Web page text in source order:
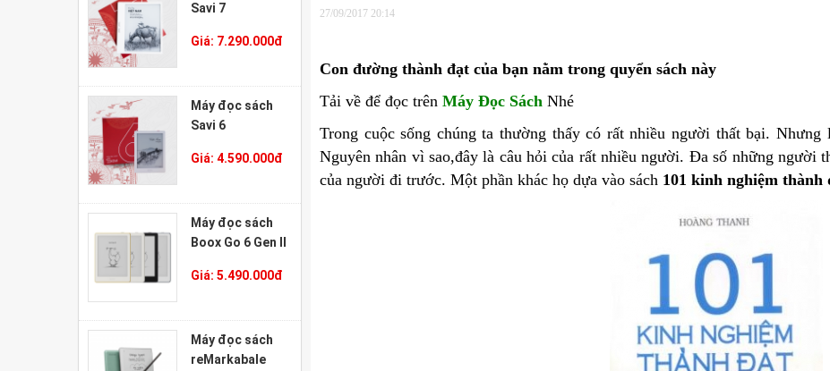
Savi 7
Giá: 7.290.000đ
Máy đọc sách
Savi 6
Giá: 4.590.000đ
Máy đọc sách
Boox Go 6 Gen II
Giá: 5.490.000đ
Máy đọc sách
reMarkabale
27/09/2017 20:14
Con đường thành đạt của bạn nằm trong quyển sách này
Tải về để đọc trên Máy Đọc Sách Nhé
Trong cuộc sống chúng ta thường thấy có rất nhiều người thất bại.
Nguyên nhân vì sao,đây là câu hỏi của rất nhiều người. Đa số những người
của người đi trước. Một phần khác họ dựa vào sách 101 kinh nghiệm thành